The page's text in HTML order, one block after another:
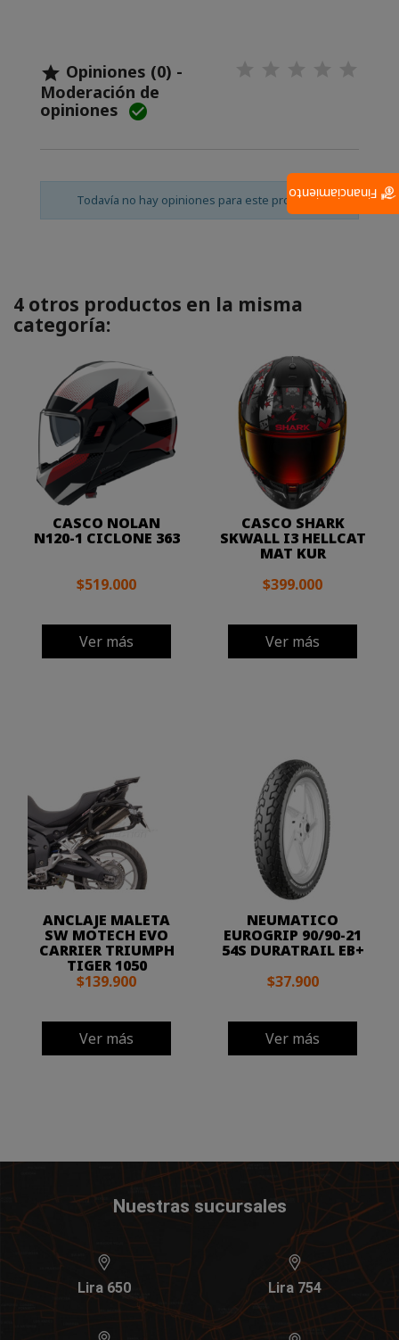
 Opiniones (0) -
Moderación de
opiniones 
Todavía no hay opiniones para este producto.
4 otros productos en la misma
categoría:
CASCO NOLAN
N120-1 CICLONE 363
$519.000
Ver más
CASCO SHARK
SKWALL I3 HELLCAT
MAT KUR
$399.000
Ver más
ANCLAJE MALETA
SW MOTECH EVO
CARRIER TRIUMPH
TIGER 1050
$139.900
Ver más
NEUMATICO
EUROGRIP 90/90-21
54S DURATRAIL EB+
$37.900
Ver más
Nuestras sucursales
Lira 650 Lira 754
Financiamiento